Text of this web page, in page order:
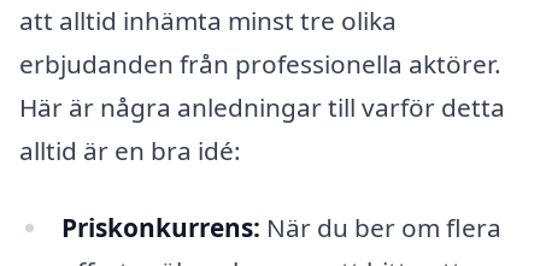
att alltid inhämta minst tre olika
erbjudanden från professionella aktörer.
Här är några anledningar till varför detta
alltid är en bra idé:
Priskonkurrens: När du ber om flera